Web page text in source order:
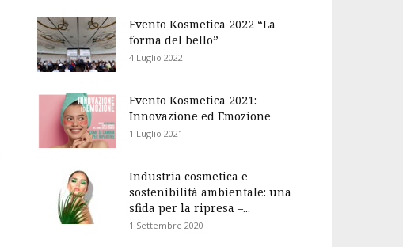
Evento Kosmetica 2022 “La
forma del bello”
4 Luglio 2022
Evento Kosmetica 2021:
Innovazione ed Emozione
1 Luglio 2021
Industria cosmetica e
sostenibilità ambientale: una
sfida per la ripresa –...
1 Settembre 2020